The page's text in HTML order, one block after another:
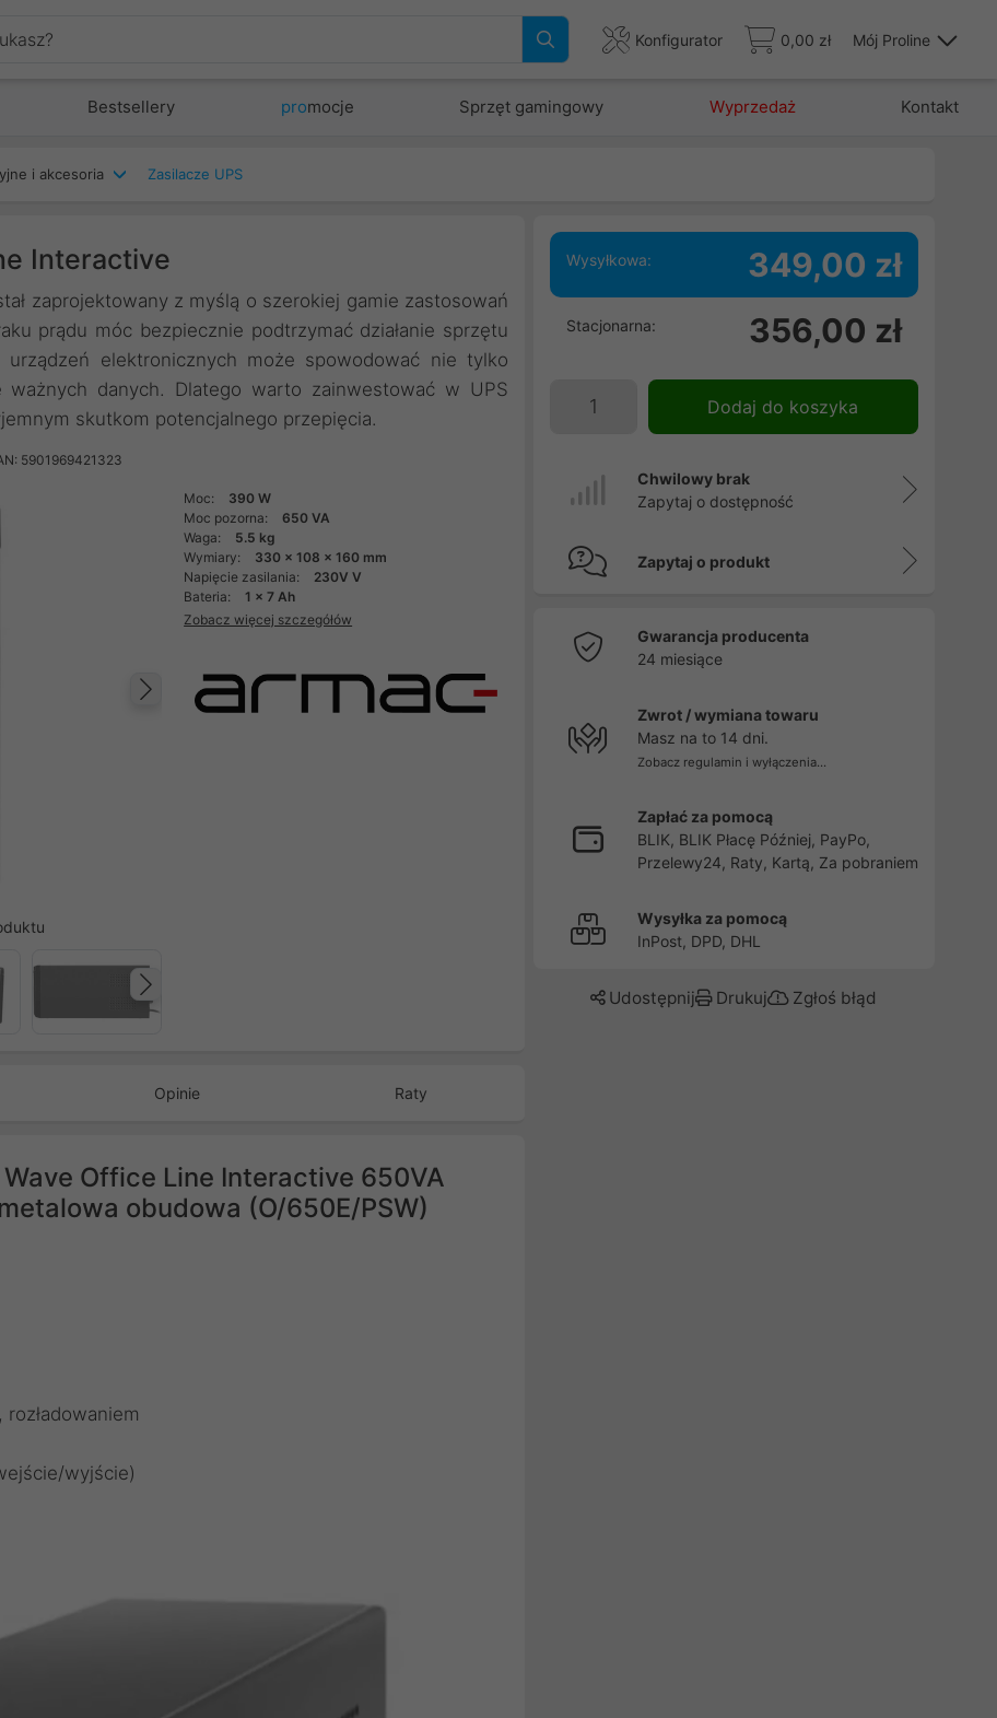
Konfigurator 0,00 zł Mój Proline
Bestsellery promocje Sprzęt gamingowy Wyprzedaż Kontakt
i akcesoria Zasilacze UPS
Interactive
zaprojektowany z myślą o szerokiej gamie zastosowań
prądu móc bezpiecznie podtrzymać działanie sprzętu
urządzeń elektronicznych może spowodować nie tylko
danych. Dlatego warto zainwestować w UPS
skutkom potencjalnego przepięcia.
5901969421323
Następny
Następny
Moc:
390 W
Moc pozorna:
650 VA
Waga:
5.5 kg
Wymiary:
330 x 108 x 160 mm
Napięcie zasilania:
230V V
Bateria:
1 x 7 Ah
Zobacz więcej szczegółów
Opinie Raty
Office Line Interactive 650VA
obudowa (O/650E/PSW)
wyjście)
Wysyłkowa: 349,00 zł
Stacjonarna: 356,00 zł
Dodaj do koszyka
Chwilowy brak
Zapytaj o dostępność
Zapytaj o produkt
Gwarancja producenta
24 miesiące
Zwrot / wymiana towaru
Masz na to 14 dni.
Zobacz regulamin i wyłączenia...
Zapłać za pomocą
BLIK, BLIK Płacę Później, PayPo,
Przelewy24, Raty, Kartą, Za pobraniem
Wysyłka za pomocą
InPost, DPD, DHL
Udostępnij Drukuj Zgłoś błąd